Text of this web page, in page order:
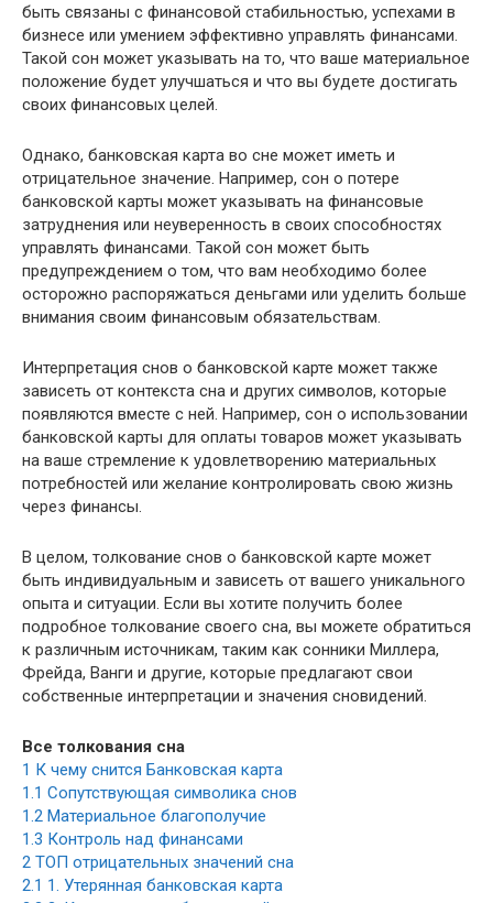
быть связаны с финансовой стабильностью, успехами в
бизнесе или умением эффективно управлять финансами.
Такой сон может указывать на то, что ваше материальное
положение будет улучшаться и что вы будете достигать
своих финансовых целей.
Однако, банковская карта во сне может иметь и
отрицательное значение. Например, сон о потере
банковской карты может указывать на финансовые
затруднения или неуверенность в своих способностях
управлять финансами. Такой сон может быть
предупреждением о том, что вам необходимо более
осторожно распоряжаться деньгами или уделить больше
внимания своим финансовым обязательствам.
Интерпретация снов о банковской карте может также
зависеть от контекста сна и других символов, которые
появляются вместе с ней. Например, сон о использовании
банковской карты для оплаты товаров может указывать
на ваше стремление к удовлетворению материальных
потребностей или желание контролировать свою жизнь
через финансы.
В целом, толкование снов о банковской карте может
быть индивидуальным и зависеть от вашего уникального
опыта и ситуации. Если вы хотите получить более
подробное толкование своего сна, вы можете обратиться
к различным источникам, таким как сонники Миллера,
Фрейда, Ванги и другие, которые предлагают свои
собственные интерпретации и значения сновидений.
Все толкования сна
1 К чему снится Банковская карта
1.1 Сопутствующая символика снов
1.2 Материальное благополучие
1.3 Контроль над финансами
2 ТОП отрицательных значений сна
2.1 1. Утерянная банковская карта